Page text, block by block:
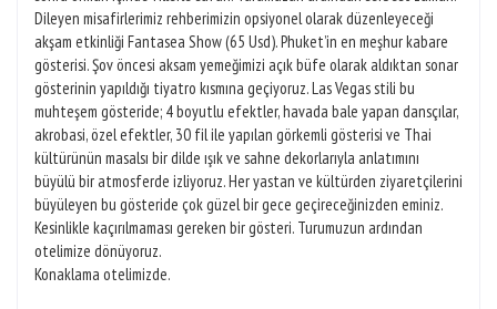
Dileyen misafirlerimiz rehberimizin opsiyonel olarak düzenleyeceği
akşam etkinliği Fantasea Show (65 Usd). Phuket’in en meşhur kabare
gösterisi. Şov öncesi aksam yemeğimizi açık büfe olarak aldıktan sonar
gösterinin yapıldığı tiyatro kısmına geçiyoruz. Las Vegas stili bu
muhteşem gösteride; 4 boyutlu efektler, havada bale yapan dansçılar,
akrobasi, özel efektler, 30 fil ile yapılan görkemli gösterisi ve Thai
kültürünün masalsı bir dilde ışık ve sahne dekorlarıyla anlatımını
büyülü bir atmosferde izliyoruz. Her yastan ve kültürden ziyaretçilerini
büyüleyen bu gösteride çok güzel bir gece geçireceğinizden eminiz.
Kesinlikle kaçırılmaması gereken bir gösteri. Turumuzun ardından
otelimize dönüyoruz.
Konaklama otelimizde.